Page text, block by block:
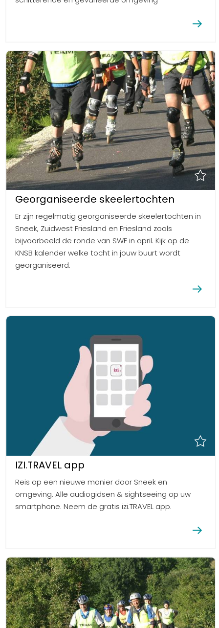
Georganiseerde skeelertochten
Er zijn regelmatig georganiseerde skeelertochten in
Sneek, Zuidwest Friesland en Friesland zoals
bijvoorbeeld de ronde van SWF in april. Kijk op de
KNSB kalender welke tocht in jouw buurt wordt
georganiseerd.
IZI.TRAVEL app
Reis op een nieuwe manier door Sneek en
omgeving. Alle audiogidsen & sightseeing op uw
smartphone. Neem de gratis izi.TRAVEL app.